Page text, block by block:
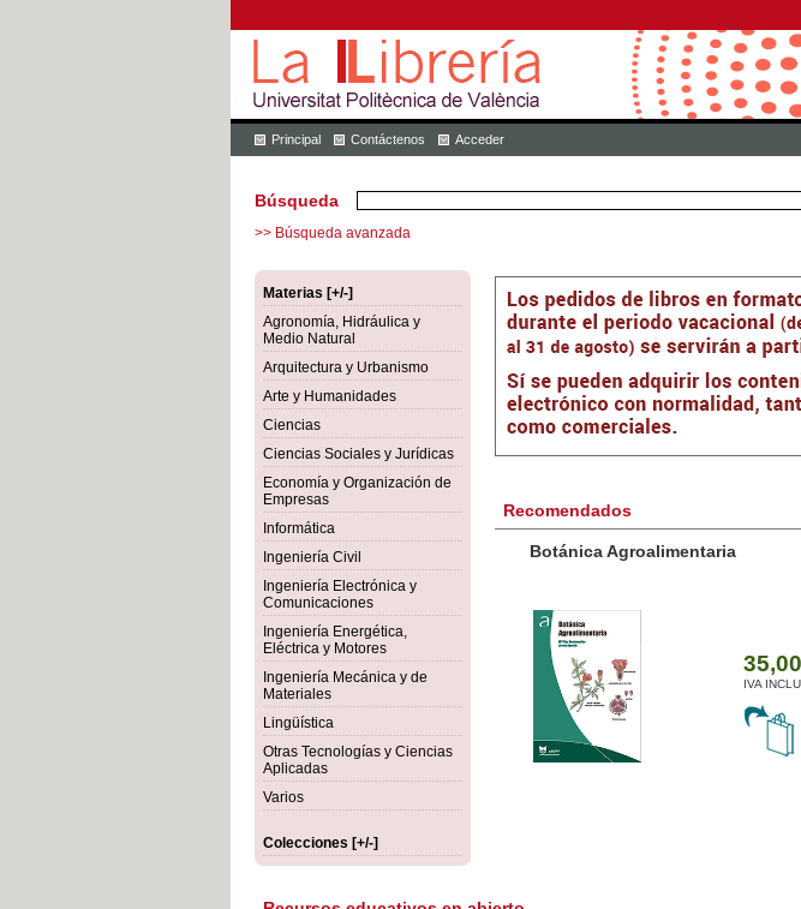
Principal Contáctenos Acceder
Búsqueda
>> Búsqueda avanzada
Materias [+/-]
Agronomía, Hidráulica y
Medio Natural
Arquitectura y Urbanismo
Arte y Humanidades
Ciencias
Ciencias Sociales y Jurídicas
Economía y Organización de
Empresas
Informática
Ingeniería Civil
Ingeniería Electrónica y
Comunicaciones
Ingeniería Energética,
Eléctrica y Motores
Ingeniería Mecánica y de
Materiales
Lingüística
Otras Tecnologías y Ciencias
Aplicadas
Varios
Colecciones [+/-]
Recomendados
Botánica Agroalimentaria
35,00 €
IVA INCLUIDO